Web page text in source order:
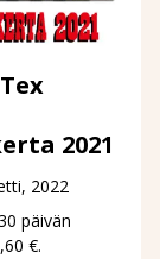
2021
2022
päivän
€.